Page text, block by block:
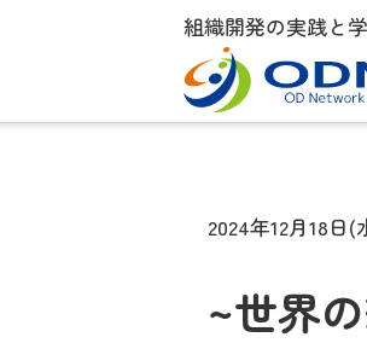
組織開発の実践と
2024年12月18日(
~世界